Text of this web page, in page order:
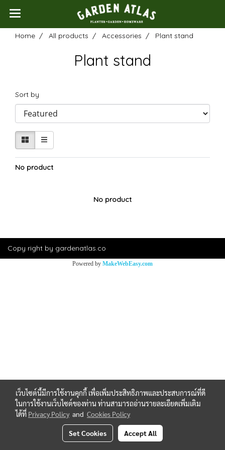
Home All products Accessories Plant stand
Plant stand
Sort by
No product
No product
Copy right by gardenatlas.co
Powered by MakeWebEasy.com
เว็บไซต์นี้มีการใช้งานคุกกี้ เพื่อเพิ่มประสิทธิภาพและประสบการณ์ที่ดี
ในการใช้งานเว็บไซต์ของท่าน ท่านสามารถอ่านรายละเอียดเพิ่มเติม
ได้ที่ Privacy Policy and Cookies Policy
Set Cookies Accept All